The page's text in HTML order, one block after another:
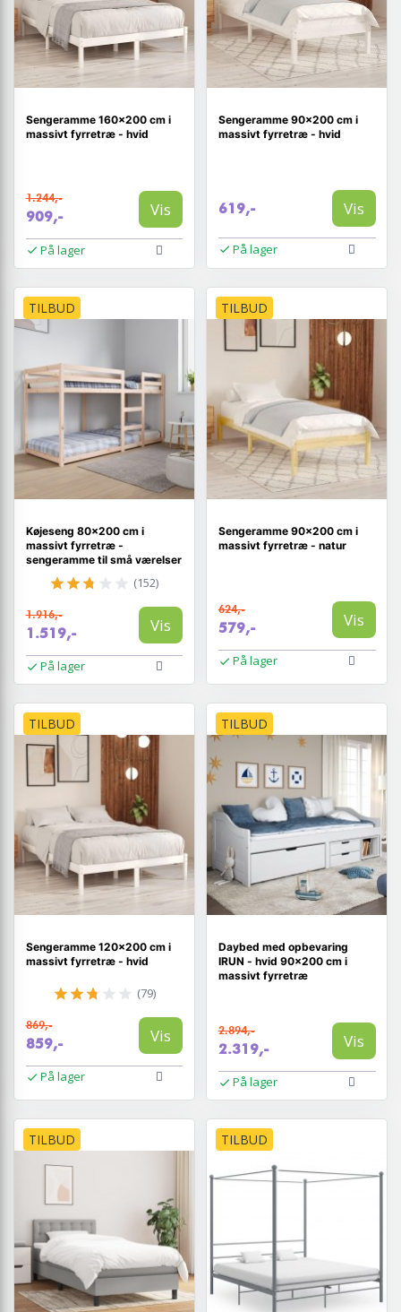
Sengeramme 160x200 cm i
massivt fyrretræ - hvid
1.244,-
909,- Vis
På lager
Sengeramme 90x200 cm i
massivt fyrretræ - hvid
619,- Vis
På lager
TILBUD
Køjeseng 80×200 cm i
massivt fyrretræ -
sengeramme til små værelser
(152)
1.916,-
1.519,- Vis
På lager
TILBUD
Sengeramme 90x200 cm i
massivt fyrretræ - natur
624,-
579,- Vis
På lager
TILBUD
Sengeramme 120x200 cm i
massivt fyrretræ - hvid
(79)
869,-
859,- Vis
På lager
TILBUD
Daybed med opbevaring
IRUN - hvid 90×200 cm i
massivt fyrretræ
2.894,-
2.319,- Vis
På lager
TILBUD TILBUD